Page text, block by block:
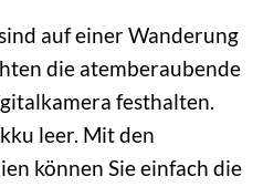
auf einer Wanderung
die atemberaubende
festhalten.
leer. Mit den
können Sie einfach die